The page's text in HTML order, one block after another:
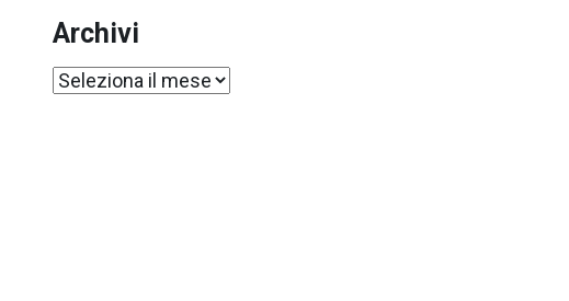
Archivi
Archivi